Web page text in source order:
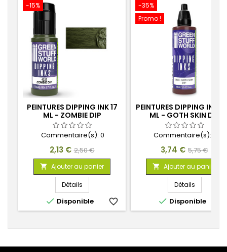
-15%
PEINTURES DIPPING INK 17
ML - ZOMBIE DIP
Commentaire(s): 0
Prix
2,13 € Prix
de
base
2,50 €
 Ajouter au panier
Détails
 Disponible favorite_border
-35%
Promo !
PEINTURES DIPPING INKS
ML - GOTH SKIN DIP
Commentaire(s):
Prix
3,74 € Prix
de
base
5,75 €
 Ajouter au panier
Détails
 Disponible